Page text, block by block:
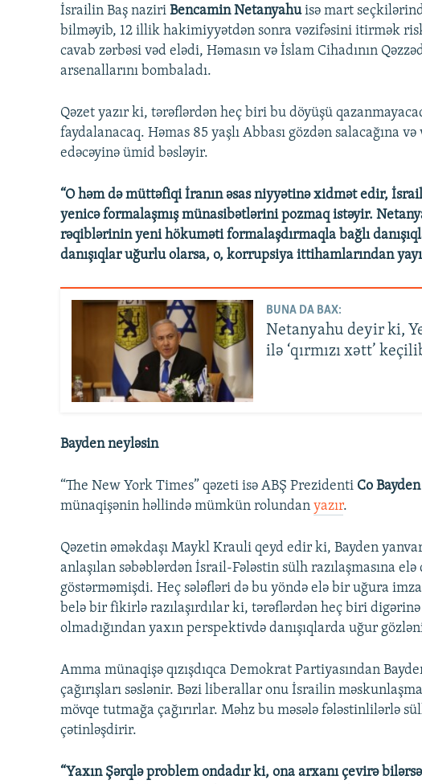
İsrailin Baş naziriBencamin Netanyahuisə mart
bilməyib, 12 illik hakimiyyətdən sonra vəzifəsini itirmək
cavab zərbəsi vəd elədi, Həmasın və İslam Cihadının
arsenallarını bombaladı.
Qəzet yazır ki, tərəflərdən heç biri bu döyüşü
faydalanacaq. Həmas 85 yaşlı Abbası gözdən salacağına
edəcəyinə ümid bəsləyir.
“O həm də müttəfiqi İranın əsas niyyətinə xidmət edir,
yenicə formalaşmış münasibətlərini pozmaq istəyir.
rəqiblərinin yeni hökuməti formalaşdırmaqla bağlı
danışıqlar uğurlu olarsa, o, korrupsiya ittihamlarından
BUNA DA BAX:
Netanyahu deyir ki,
ilə ‘qırmızı xətt’
Bayden neyləsin
“The New York Times” qəzeti isə ABŞ Prezidenti Co Bayden
münaqişənin həllində mümkün rolundanyazır.
Qəzetin əməkdaşı Maykl Krauli qeyd edir ki, Bayden
anlaşılan səbəblərdən İsrail-Fələstin sülh razılaşmasına
göstərməmişdi. Heç sələfləri də bu yöndə elə bir uğura
belə bir fikirlə razılaşırdılar ki, tərəflərdən heç biri digərinə
olmadığından yaxın perspektivdə danışıqlarda uğur
Amma münaqişə qızışdıqca Demokrat Partiyasından
çağırışları səslənir. Bəzi liberallar onu İsrailin
mövqe tutmağa çağırırlar. Məhz bu məsələ fələstinlilərlə
çətinləşdirir.
“Yaxın Şərqlə problem ondadır ki, ona arxanı çevirə